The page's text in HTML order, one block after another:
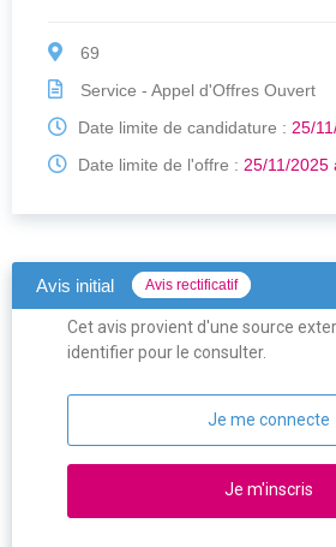
69
Service - Appel d'Offres Ouvert
Date limite de candidature : 25/
Date limite de l'offre : 25/11/2025
Avis initial Avis rectificatif
Cet avis provient d'une source
identifier pour le consulter.
Je me connecte
Je m'inscris